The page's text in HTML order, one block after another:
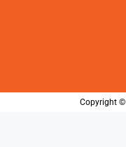
Copyright ©️